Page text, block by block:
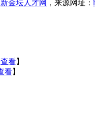
新金坛人才网 ，来源网址：
看】
看】